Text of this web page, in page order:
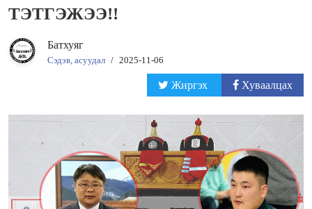
ТЭТГЭЖЭЭ!!
Батхуяг
Сэдэв, асуудал / 2025-11-06
Жиргэх Хуваалцах